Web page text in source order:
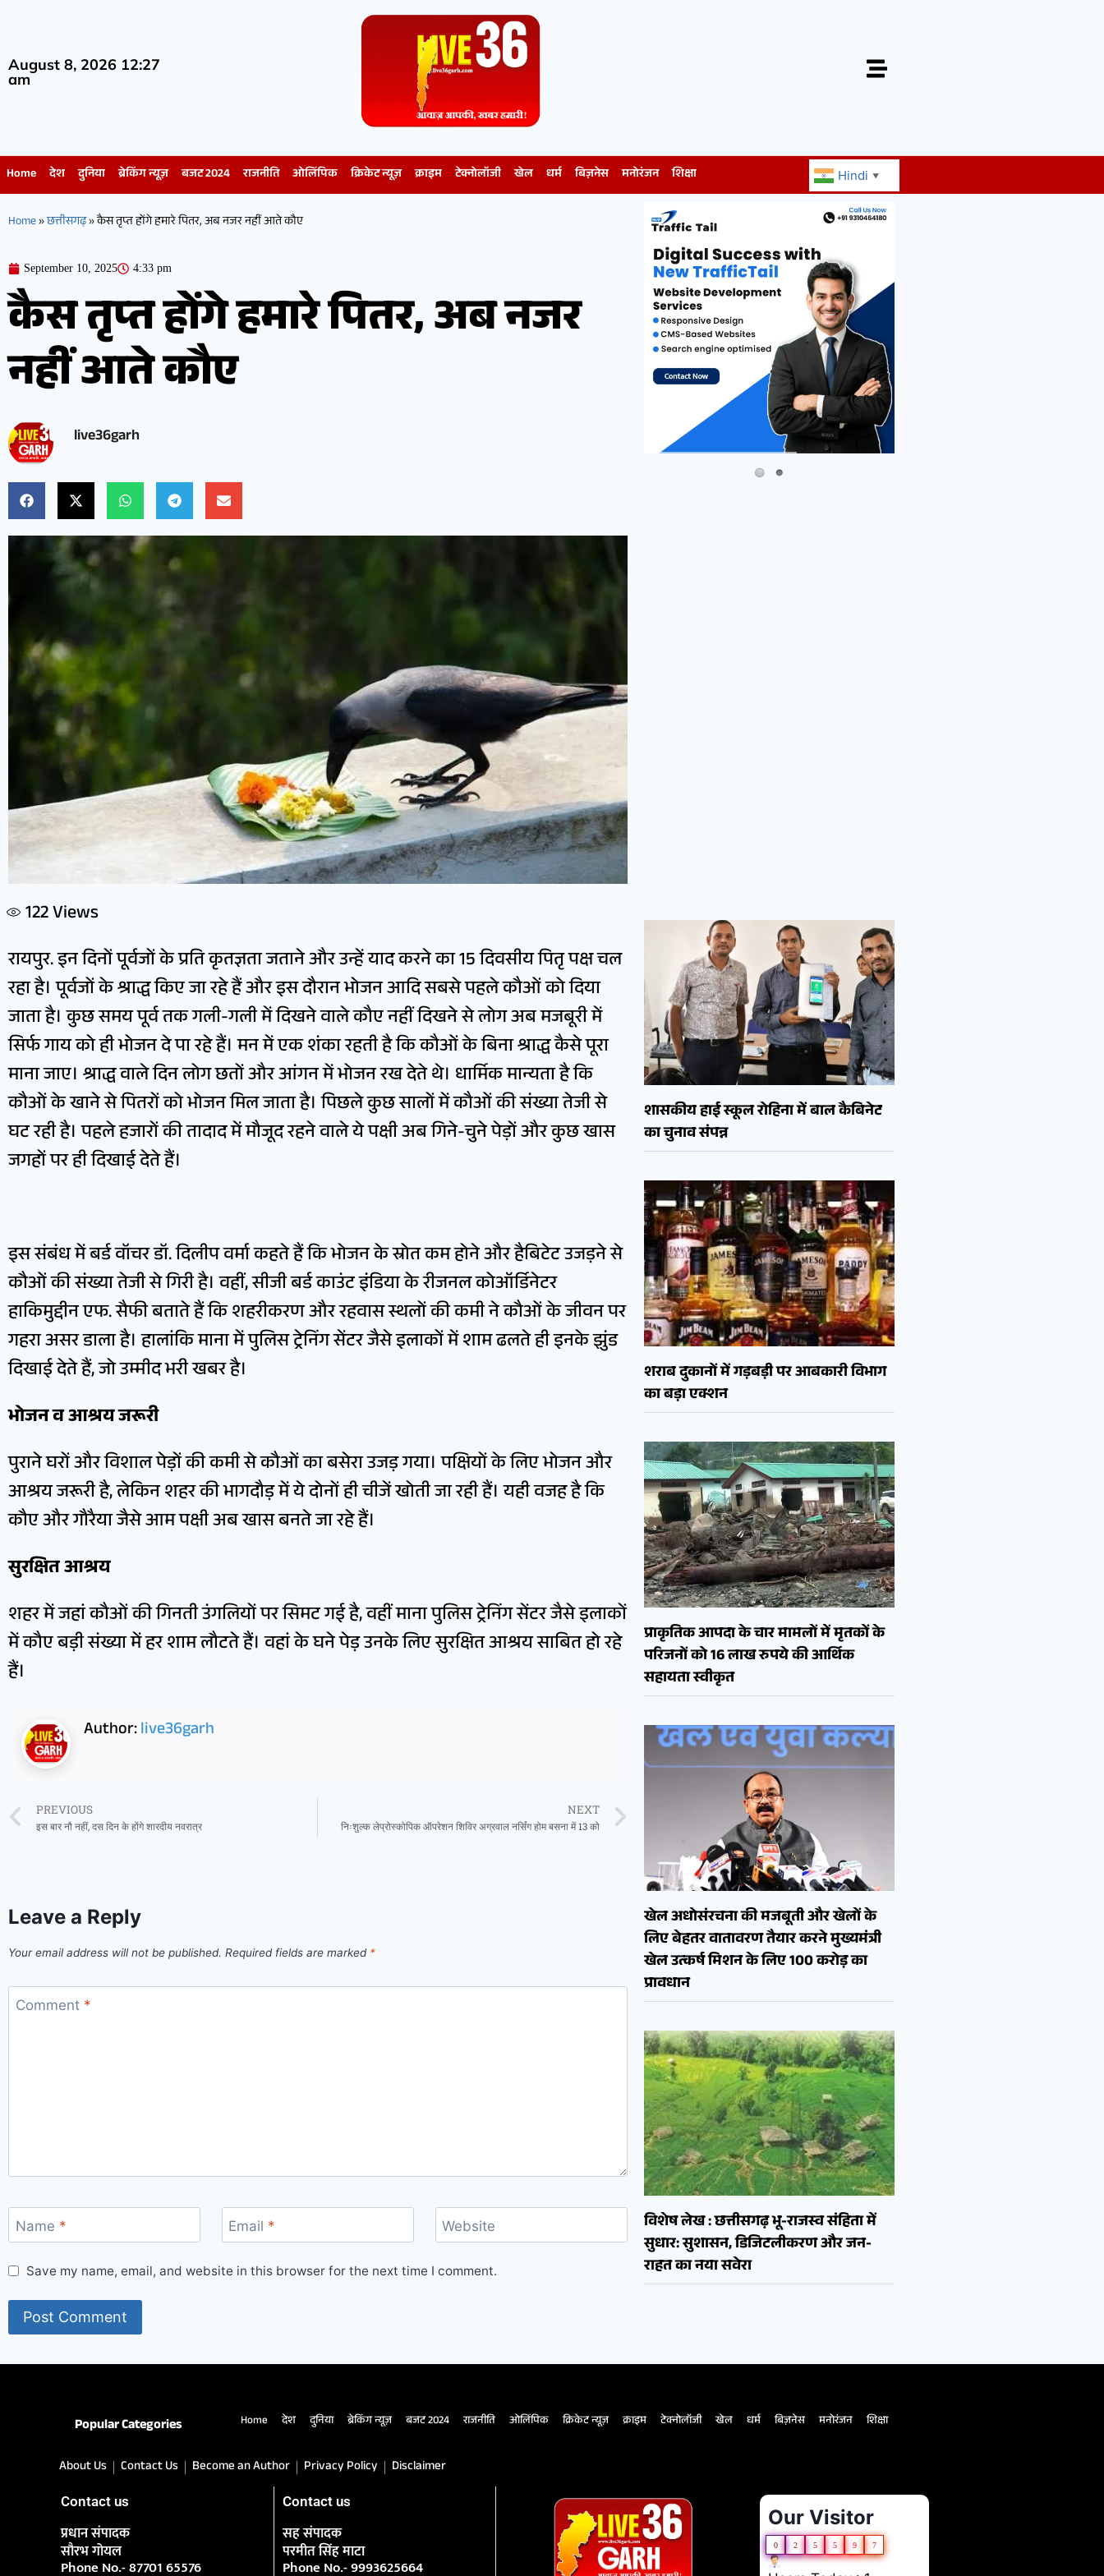
August 8, 2026 12:27
am
Home देश दुनिया ब्रेकिंग न्यूज़ बजट 2024 राजनीति ओलिंपिक क्रिकेट न्यूज़ क्राइम टेक्नोलॉजी खेल धर्म बिज़नेस मनोरंजन शिक्षा Hindi ▼
Home»छत्तीसगढ़»कैस तृप्त होंगे हमारे पितर, अब नजर नहीं आते कौए
September 10, 2025 4:33 pm
कैस तृप्त होंगे हमारे पितर, अब नजर
नहीं आते कौए
live36garh
122Views
रायपुर. इन दिनों पूर्वजों के प्रति कृतज्ञता जताने और उन्हें याद करने का 15 दिवसीय पितृ पक्ष चल
रहा है। पूर्वजों के श्राद्ध किए जा रहे हैं और इस दौरान भोजन आदि सबसे पहले कौओं को दिया
जाता है। कुछ समय पूर्व तक गली-गली में दिखने वाले कौए नहीं दिखने से लोग अब मजबूरी में
सिर्फ गाय को ही भोजन दे पा रहे हैं। मन में एक शंका रहती है कि कौओं के बिना श्राद्ध कैसे पूरा
माना जाए। श्राद्ध वाले दिन लोग छतों और आंगन में भोजन रख देते थे। धार्मिक मान्यता है कि
कौओं के खाने से पितरों को भोजन मिल जाता है। पिछले कुछ सालों में कौओं की संख्या तेजी से
घट रही है। पहले हजारों की तादाद में मौजूद रहने वाले ये पक्षी अब गिने-चुने पेड़ों और कुछ खास
जगहों पर ही दिखाई देते हैं।
इस संबंध में बर्ड वॉचर डॉ. दिलीप वर्मा कहते हैं कि भोजन के स्रोत कम होने और हैबिटेट उजड़ने से
कौओं की संख्या तेजी से गिरी है। वहीं, सीजी बर्ड काउंट इंडिया के रीजनल कोऑर्डिनेटर
हाकिमुद्दीन एफ. सैफी बताते हैं कि शहरीकरण और रहवास स्थलों की कमी ने कौओं के जीवन पर
गहरा असर डाला है। हालांकि माना में पुलिस ट्रेनिंग सेंटर जैसे इलाकों में शाम ढलते ही इनके झुंड
दिखाई देते हैं, जो उम्मीद भरी खबर है।
भोजन व आश्रय जरूरी
पुराने घरों और विशाल पेड़ों की कमी से कौओं का बसेरा उजड़ गया। पक्षियों के लिए भोजन और
आश्रय जरूरी है, लेकिन शहर की भागदौड़ में ये दोनों ही चीजें खोती जा रही हैं। यही वजह है कि
कौए और गौरैया जैसे आम पक्षी अब खास बनते जा रहे हैं।
सुरक्षित आश्रय
शहर में जहां कौओं की गिनती उंगलियों पर सिमट गई है, वहीं माना पुलिस ट्रेनिंग सेंटर जैसे इलाकों
में कौए बड़ी संख्या में हर शाम लौटते हैं। वहां के घने पेड़ उनके लिए सुरक्षित आश्रय साबित हो रहे
हैं।
Author:live36garh
PREVIOUS
इस बार नौ नहीं, दस दिन के होंगे शारदीय नवरात्र
NEXT
निःशुल्क लेप्रोस्कोपिक ऑपरेशन शिविर अग्रवाल नर्सिंग होम बसना में 13 को
Leave a Reply
Your email address will not be published. Required fields are marked *
Comment *
Name * Email * Website
Save my name, email, and website in this browser for the next time I comment.
शासकीय हाई स्कूल रोहिना में बाल कैबिनेट
का चुनाव संपन्न
शराब दुकानों में गड़बड़ी पर आबकारी विभाग
का बड़ा एक्शन
प्राकृतिक आपदा के चार मामलों में मृतकों के
परिजनों को 16 लाख रुपये की आर्थिक
सहायता स्वीकृत
खेल अधोसंरचना की मजबूती और खेलों के
लिए बेहतर वातावरण तैयार करने मुख्यमंत्री
खेल उत्कर्ष मिशन के लिए 100 करोड़ का
प्रावधान
विशेष लेख : छत्तीसगढ़ भू-राजस्व संहिता में
सुधार: सुशासन, डिजिटलीकरण और जन-
राहत का नया सवेरा
Popular Categories Home देश दुनिया ब्रेकिंग न्यूज़ बजट 2024 राजनीति ओलिंपिक क्रिकेट न्यूज़ क्राइम टेक्नोलॉजी खेल धर्म बिज़नेस मनोरंजन शिक्षा
About Us Contact Us Become an Author Privacy Policy Disclaimer
Contact us
प्रधान संपादक
सौरभ गोयल
Phone No.- 87701 65576
Contact us
सह संपादक
परमीत सिंह माटा
Phone No.- 9993625664
Our Visitor
0 2 5 5 9 7